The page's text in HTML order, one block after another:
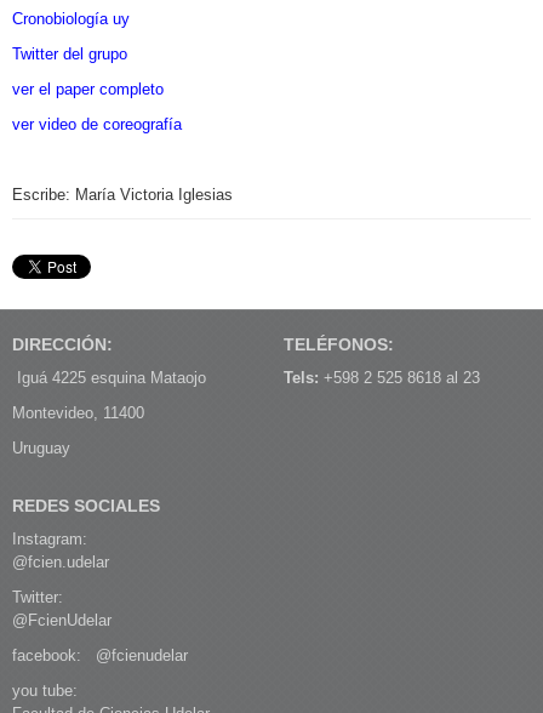
Cronobiología uy
Twitter del grupo
ver el paper completo
ver video de coreografía
Escribe: María Victoria Iglesias
DIRECCIÓN:
Iguá 4225 esquina Mataojo
Montevideo, 11400
Uruguay
TELÉFONOS:
Tels: +598 2 525 8618 al 23
REDES SOCIALES
Instagram:
@fcien.udelar
Twitter:
@FcienUdelar
facebook: @fcienudelar
you tube: